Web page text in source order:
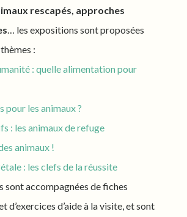
rescapés, approches
… les expositions sont proposées
:
: quelle alimentation pour
pour les animaux ?
: les animaux de refuge
animaux !
: les clefs de la réussite
sont accompagnées de fiches
d’exercices d’aide à la visite, et sont